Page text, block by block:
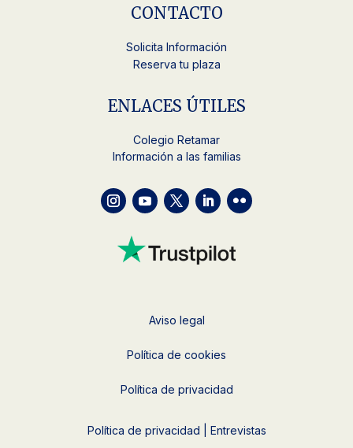
CONTACTO
Solicita Información
Reserva tu plaza
ENLACES ÚTILES
Colegio Retamar
Información a las familias
Aviso legal
Política de cookies
Política de privacidad
Política de privacidad | Entrevistas